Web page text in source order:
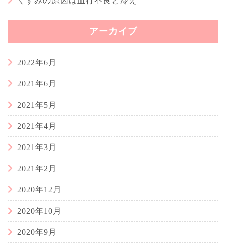
アーカイブ
2022年6月
2021年6月
2021年5月
2021年4月
2021年3月
2021年2月
2020年12月
2020年10月
2020年9月